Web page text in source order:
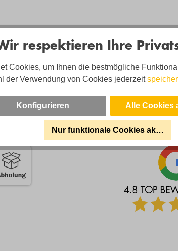
Das Sagen
respektieren Ihre
Cookies, um Ihnen die bestmögliche
der Verwendung von Cookies jederzeit
Konfigurieren Alle Cookies
Nur funktionale Cookies